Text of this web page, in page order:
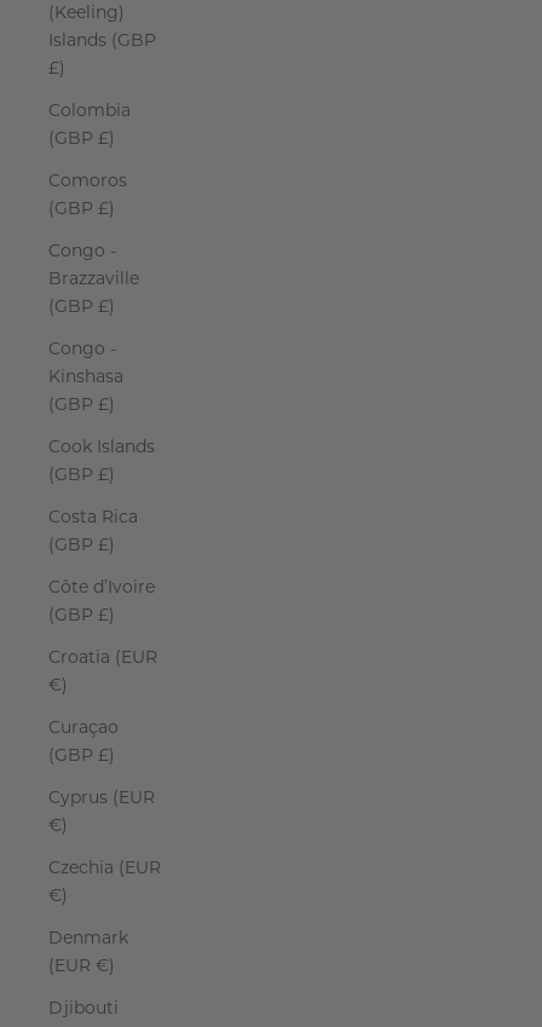
(Keeling)
Islands (GBP
£)
Colombia
(GBP £)
Comoros
(GBP £)
Congo -
Brazzaville
(GBP £)
Congo -
Kinshasa
(GBP £)
Cook Islands
(GBP £)
Costa Rica
(GBP £)
Côte d’Ivoire
(GBP £)
Croatia (EUR
€)
Curaçao
(GBP £)
Cyprus (EUR
€)
Czechia (EUR
€)
Denmark
(EUR €)
Djibouti